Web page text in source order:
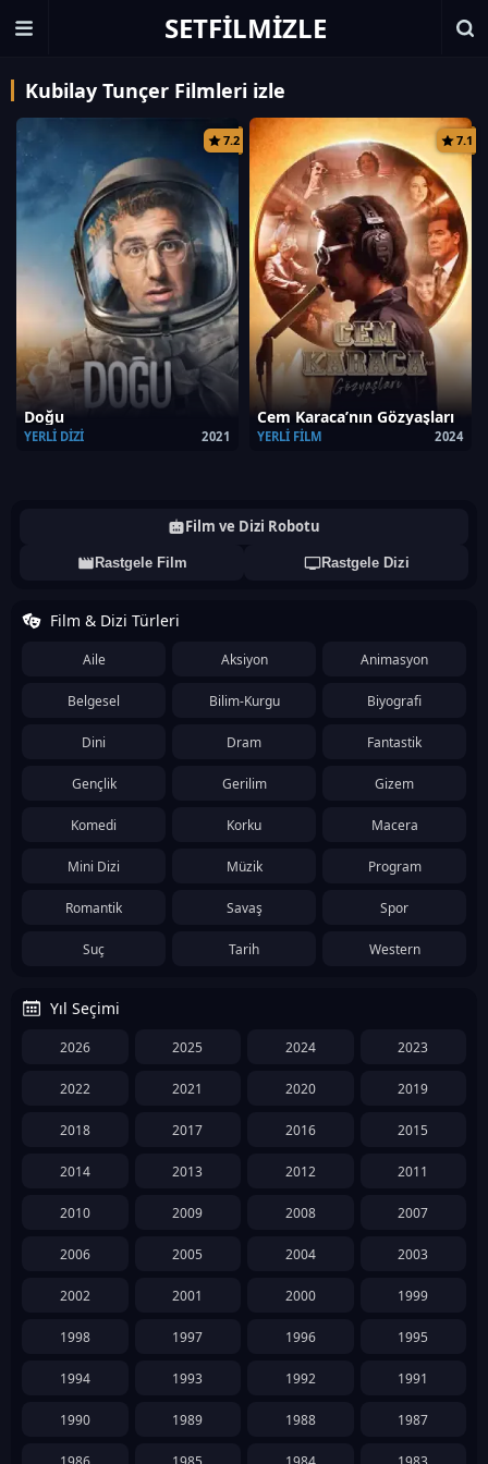
SETFILMIZLE
Kubilay Tunçer Filmleri izle
7.2
Doğu
2021
YERLI DIZI
7.1
Cem Karaca’nın Gözyaşları
2024
YERLI FILM
Film ve Dizi Robotu
Rastgele Film Rastgele Dizi
Film & Dizi Türleri
Aile Aksiyon Animasyon
Belgesel Bilim-Kurgu Biyografi
Dini Dram Fantastik
Gençlik Gerilim Gizem
Komedi Korku Macera
Mini Dizi Müzik Program
Romantik Savaş Spor
Suç Tarih Western
Yıl Seçimi
2026 2025 2024 2023
2022 2021 2020 2019
2018 2017 2016 2015
2014 2013 2012 2011
2010 2009 2008 2007
2006 2005 2004 2003
2002 2001 2000 1999
1998 1997 1996 1995
1994 1993 1992 1991
1990 1989 1988 1987